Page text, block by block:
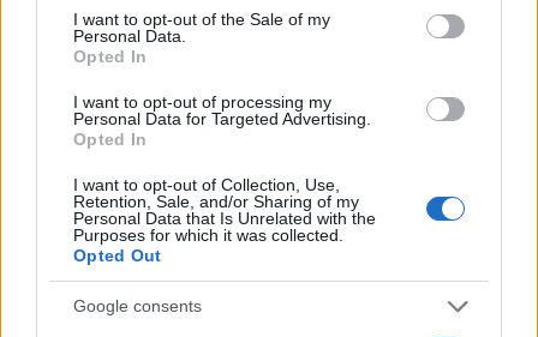
consent section.
I want to opt-out of the Sale of my
Personal Data.
Opted In
I want to opt-out of processing my
Personal Data for Targeted Advertising.
Opted In
I want to opt-out of Collection, Use,
Retention, Sale, and/or Sharing of my
Personal Data that Is Unrelated with the
Purposes for which it was collected.
Opted Out
Google consents
αλλαγές, θα δεις (επιτέλους) διαφορά!
27.11.2019
Fitness,Υγεια
Αυτοί είναι οι λόγοι που σου προκαλούν
διατροφή σου
27.06.2019byΝτενισα Μπαϊρακταρη
Fitness ,Διατροφη
Όλα όσα πρέπει να γνωρίζεις για την